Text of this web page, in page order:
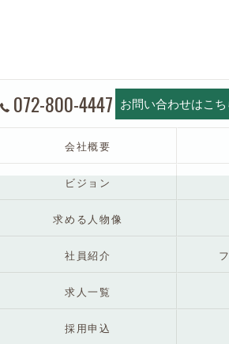
072-800-4447 お問い合わせはこち
会社概要
ビジョン
求める人物像
社員紹介
求人一覧
採用申込